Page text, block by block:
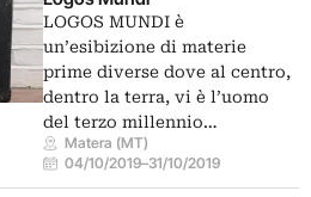
LOGOS MUNDI è
un’esibizione di materie
prime diverse dove al centro,
dentro la terra, vi è l’uomo
del terzo millennio…
Matera (MT)
04/10/2019–31/10/2019